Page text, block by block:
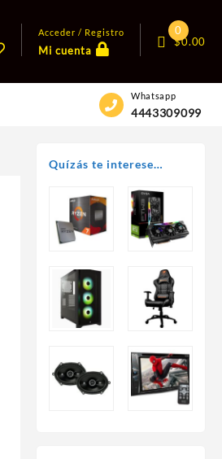
Acceder / Registro
Mi cuenta
0
$0.00
Whatsapp
4443309099
Quízás te interese…